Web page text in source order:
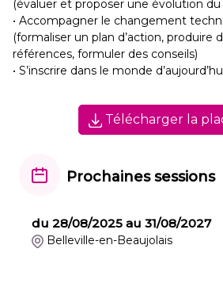
(évaluer et proposer une évolution
• Accompagner le changement
(formaliser un plan d’action, produire
références, formuler des conseils)
• S’inscrire dans le monde
Télécharger la
Prochaines sessions
du 28/08/2025 au 31/08/2027
Belleville-en-Beaujolais